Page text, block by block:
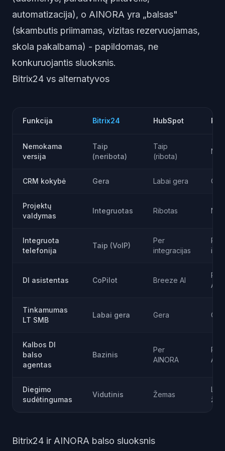
automatizacija), o AINORA yra „balsas"
(skambutis priimamas, vizitas rezervuojamas,
skola pakalbama) - papildomas, ne
konkuruojantis sluoksnis.
Bitrix24 vs alternatyvos
Funkcija Bitrix24 HubSpot
Nemokama
versija
Taip
(neribota)
Taip
(ribota)
Ne
CRM kokybė Gera Labai gera
Projektų
valdymas
Integruotas Ribotas
Integruota
telefonija
Taip (VoIP)
Per
integracijas
Per
DI asistentas CoPilot Breeze AI
AI
Tinkamumas
LT SMB
Labai gera Gera
Kalbos DI
balso
agentas
Bazinis
Per
AINORA
Per
Diegimo
sudėtingumas
Vidutinis Žemas
Bitrix24 ir AINORA balso sluoksnis